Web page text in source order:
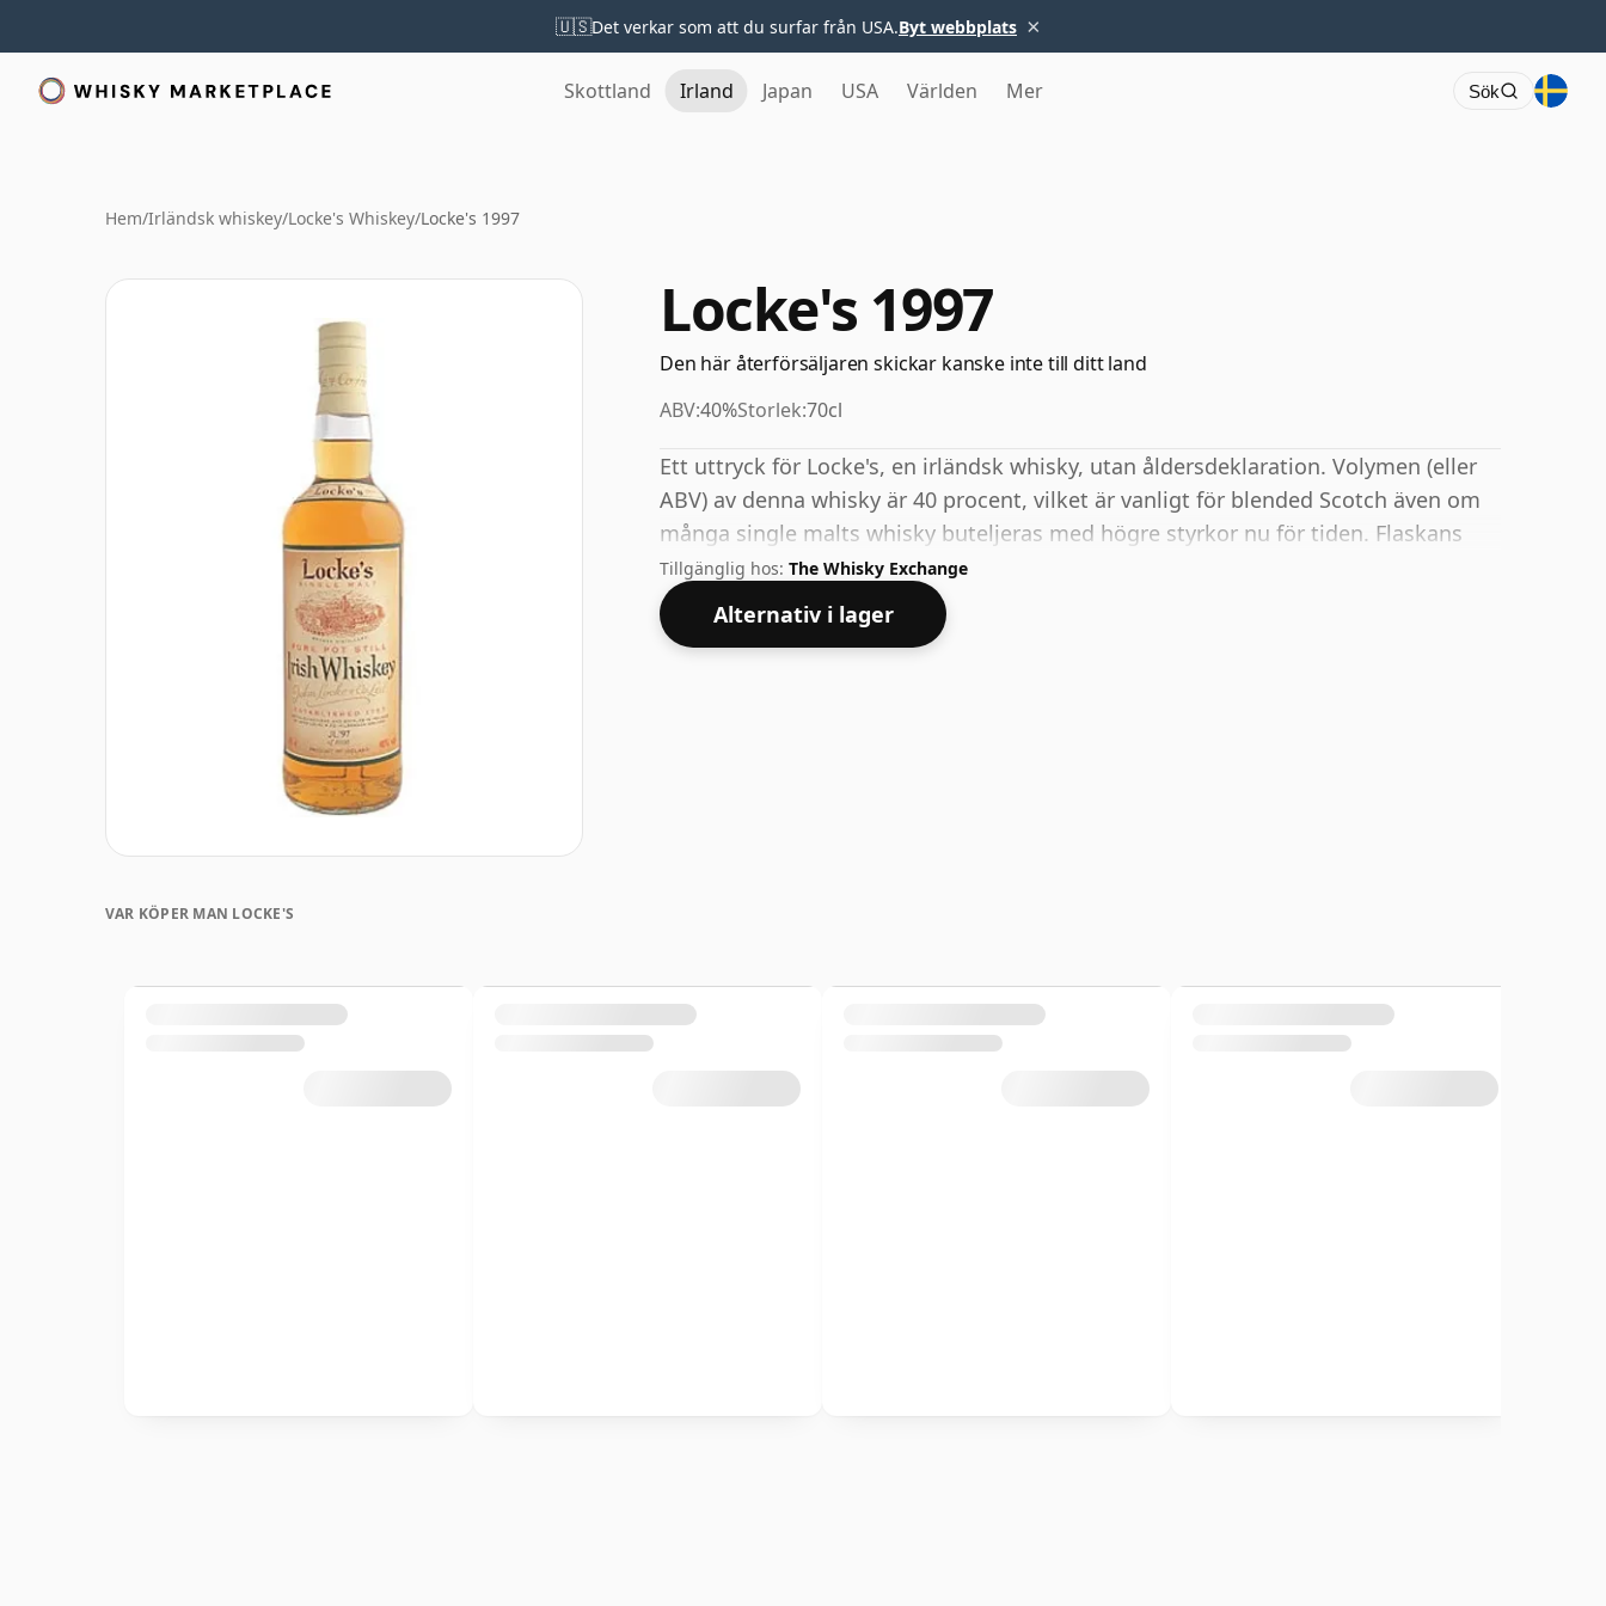
🇺🇸Det verkar som att du surfar från USA.Byt webbplats ×
Skottland Irland Japan USA Världen Mer Sök
Hem/Irländsk whiskey/Locke's Whiskey/Locke's 1997
Locke's 1997
Den här återförsäljaren skickar kanske inte till ditt land
ABV:40%Storlek:70cl
Ett uttryck för Locke's, en irländsk whisky, utan åldersdeklaration. Volymen (eller
ABV) av denna whisky är 40 procent, vilket är vanligt för blended Scotch även om
många single malts whisky buteljeras med högre styrkor nu för tiden. Flaskans
storlek är 70cl.
Tillgänglig hos: The Whisky Exchange
Alternativ i lager
VAR KÖPER MAN LOCKE'S